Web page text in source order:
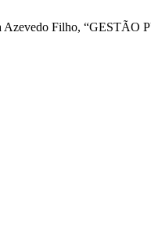
Azevedo Filho,